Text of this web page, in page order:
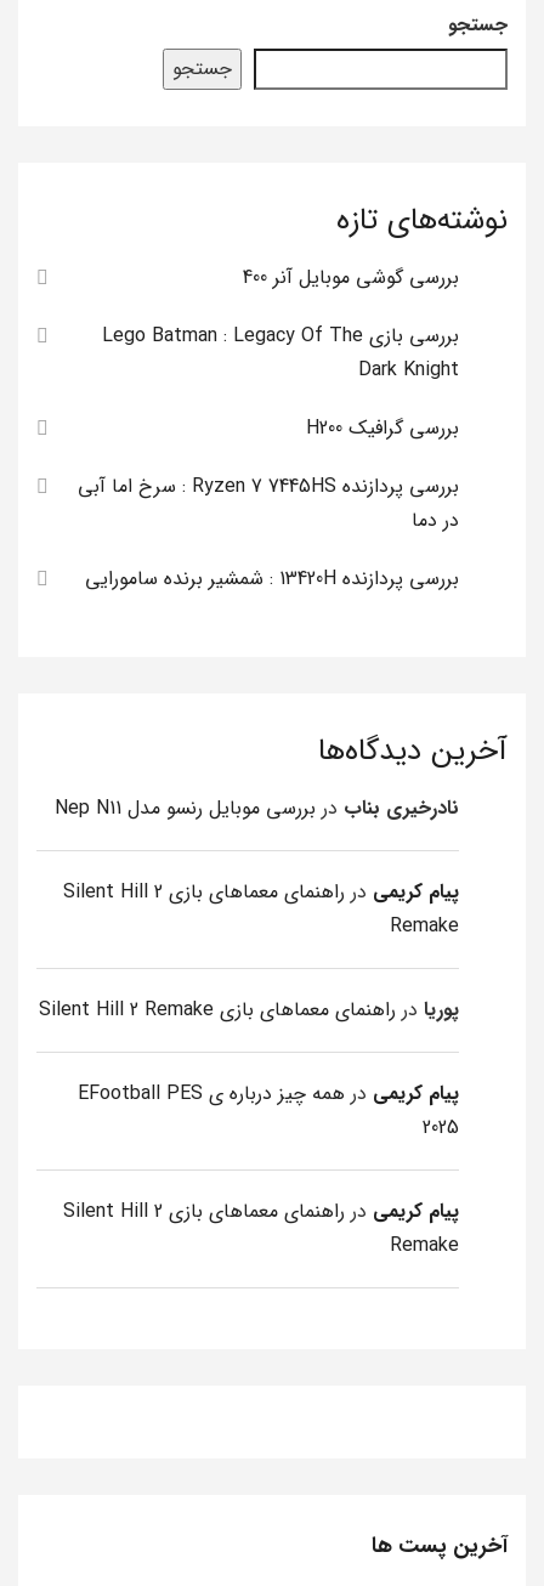
جستجو
جستجو
نوشته‌های تازه
بررسی گوشی موبایل آنر 400
بررسی بازی Lego Batman : Legacy Of The
Dark Knight
بررسی گرافیک H200
بررسی پردازنده Ryzen 7 7445HS : سرخ اما آبی
در دما
بررسی پردازنده 13420H : شمشیر برنده سامورایی
آخرین دیدگاه‌ها
نادرخیری بناب در بررسی موبایل رنسو مدل Nep N11
پیام کریمی در
راهنمای معماهای بازی Silent Hill 2
Remake
پوریا در راهنمای معماهای بازی Silent Hill 2 Remake
پیام کریمی در
همه چیز درباره ی EFootball PES
2025
پیام کریمی در
راهنمای معماهای بازی Silent Hill 2
Remake
آخرین پست ها